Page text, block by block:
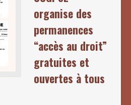
organise des
permanences
“accès au droit”
gratuites et
ouvertes à tous